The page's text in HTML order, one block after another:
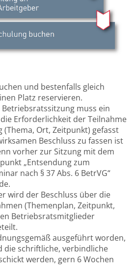
und bestenfalls gleich
Platz reservieren.
muss ein
Erforderlichkeit der Teilnahme
(Thema, Ort, Zeitpunkt) gefasst
Beschluss zu fassen ist
vorher zur Sitzung mit dem
„Entsendung zum
nach § 37 Abs. 6 BetrVG“
wird der Beschluss über die
(Themenplan, Zeitpunkt,
Betriebsratsmitglieder
ausgeführt worden,
die schriftliche, verbindliche
werden, gern 6 Wochen